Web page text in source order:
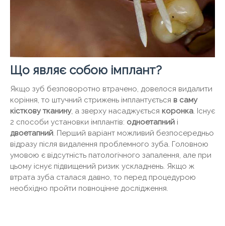
Що являє собою імплант?
Якщо зуб безповоротно втрачено, довелося видалити
коріння, то штучний стрижень імплантується в саму
кісткову тканину, а зверху насаджується коронка. Існує
2 способи установки імплантів: одноетапний і
двоетапний. Перший варіант можливий безпосередньо
відразу після видалення проблемного зуба. Головною
умовою є відсутність патологічного запалення, але при
цьому існує підвищений ризик ускладнень. Якщо ж
втрата зуба сталася давно, то перед процедурою
необхідно пройти повноцінне дослідження.